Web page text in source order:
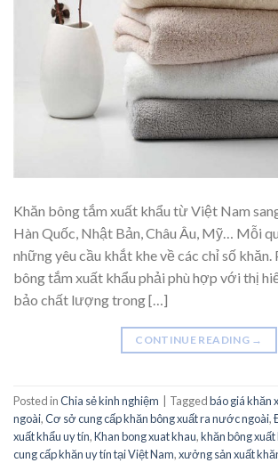
Khăn bông tắm xuất khẩu từ Việt Nam
Hàn Quốc, Nhật Bản, Châu Âu, Mỹ… Mỗi
những yêu cầu khắt khe về các chỉ số khăn.
bông tắm xuất khẩu phải phù hợp với thị
bảo chất lượng trong […]
CONTINUE READING →
Posted inChia sẻ kinh nghiệm Taggedbáo giá khăn
ngoài,Cơ sở cung cấp khăn bông xuất ra nước ngoài,
xuất khẩu uy tín,Khan bong xuat khau,khăn bông xuất
cung cấp khăn uy tín tại Việt Nam,xưởng sản xuất